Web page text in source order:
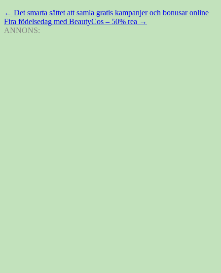
Inläggsnavigering
← Det smarta sättet att samla gratis kampanjer och bonusar online
Fira födelsedag med BeautyCos – 50% rea →
ANNONS: